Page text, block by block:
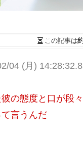
この記事は
04 (月)
の態度と口が段
言うんだ